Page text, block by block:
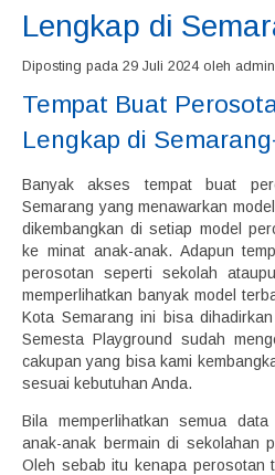
Lengkap di
Diposting pada 29 Juli 2024 oleh admin
Tempat Buat
Lengkap di
Banyak akses tempat buat
Semarang yang menawarkan
dikembangkan di setiap model
ke minat anak-anak. Adapun
perosotan seperti sekolah
memperlihatkan banyak model
Kota Semarang ini bisa
Semesta Playground sudah
cakupan yang bisa kami
sesuai kebutuhan Anda.
Bila memperlihatkan semua
anak-anak bermain di sekolahan
Oleh sebab itu kenapa perosotan